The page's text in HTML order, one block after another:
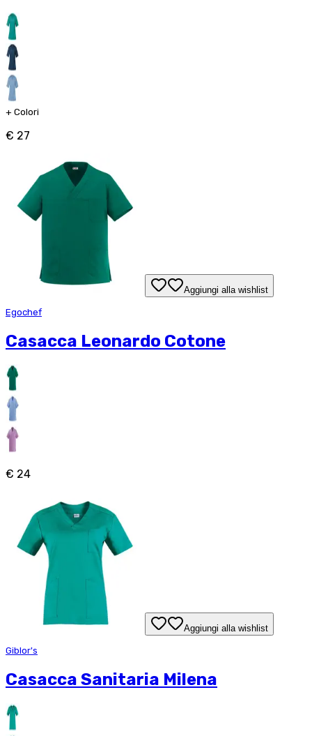
+ Colori
€ 27
Aggiungi alla wishlist
Egochef
Casacca Leonardo Cotone
€ 24
Aggiungi alla wishlist
Giblor's
Casacca Sanitaria Milena